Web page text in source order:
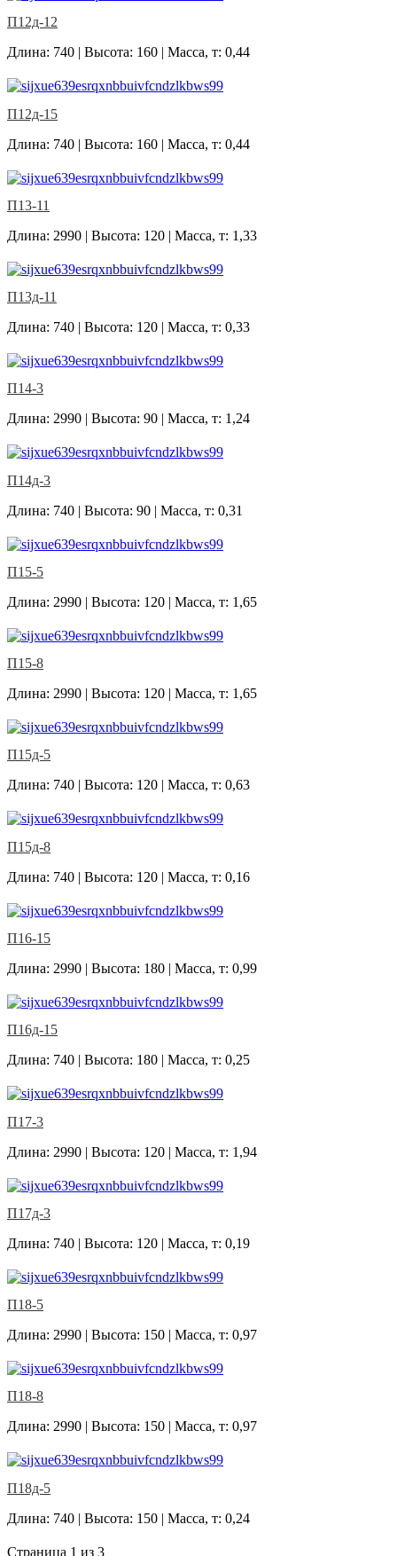
П12д-12
Длина: 740 | Высота: 160 | Масса, т: 0,44
П12д-15
Длина: 740 | Высота: 160 | Масса, т: 0,44
П13-11
Длина: 2990 | Высота: 120 | Масса, т: 1,33
П13д-11
Длина: 740 | Высота: 120 | Масса, т: 0,33
П14-3
Длина: 2990 | Высота: 90 | Масса, т: 1,24
П14д-3
Длина: 740 | Высота: 90 | Масса, т: 0,31
П15-5
Длина: 2990 | Высота: 120 | Масса, т: 1,65
П15-8
Длина: 2990 | Высота: 120 | Масса, т: 1,65
П15д-5
Длина: 740 | Высота: 120 | Масса, т: 0,63
П15д-8
Длина: 740 | Высота: 120 | Масса, т: 0,16
П16-15
Длина: 2990 | Высота: 180 | Масса, т: 0,99
П16д-15
Длина: 740 | Высота: 180 | Масса, т: 0,25
П17-3
Длина: 2990 | Высота: 120 | Масса, т: 1,94
П17д-3
Длина: 740 | Высота: 120 | Масса, т: 0,19
П18-5
Длина: 2990 | Высота: 150 | Масса, т: 0,97
П18-8
Длина: 2990 | Высота: 150 | Масса, т: 0,97
П18д-5
Длина: 740 | Высота: 150 | Масса, т: 0,24
Страница 1 из 3